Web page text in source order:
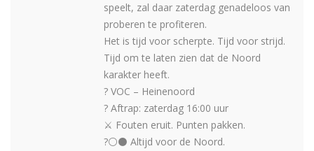
speelt, zal daar zaterdag genadeloos van
proberen te profiteren.
Het is tijd voor scherpte. Tijd voor strijd.
Tijd om te laten zien dat de Noord
karakter heeft.
? VOC – Heinenoord
? Aftrap: zaterdag 16:00 uur
⚔️ Fouten eruit. Punten pakken.
?⚪⚫ Altijd voor de Noord.